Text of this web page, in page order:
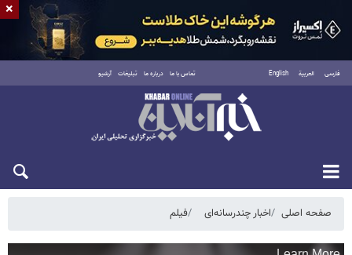
فارسی العربية English تماس با ما درباره ما تبلیغات آرشیو
شنبه ۱۷ مرداد ۱۴۰۵
صفحه اصلی اخبار چندرسانه‌ای فیلم
×